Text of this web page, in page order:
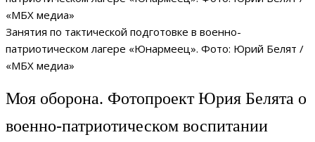
Занятия по тактической подготовке в военно-
патриотическом лагере «Юнармеец». Фото: Юрий Белят /
«МБХ медиа»
Моя оборона. Фотопроект Юрия Белята о
военно-патриотическом воспитании